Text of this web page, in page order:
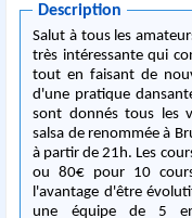
Description
Salut à tous les amateurs de salsa ! Je
très intéressante qui
tout en faisant de
d'une pratique dansante
sont donnés tous les
salsa de renommée à
à partir de 21h. Les cours sont payants à raison de 10€ par cours
ou 80€ pour 10
l'avantage d'être
une équipe de 5